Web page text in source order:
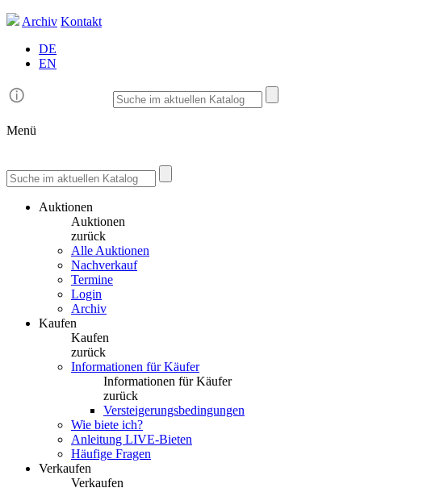
Archiv Kontakt
DE
EN
Menü
Auktionen
Auktionen
zurück
Alle Auktionen
Nachverkauf
Termine
Login
Archiv
Kaufen
Kaufen
zurück
Informationen für Käufer
Informationen für Käufer
zurück
Versteigerungsbedingungen
Wie biete ich?
Anleitung LIVE-Bieten
Häufige Fragen
Verkaufen
Verkaufen